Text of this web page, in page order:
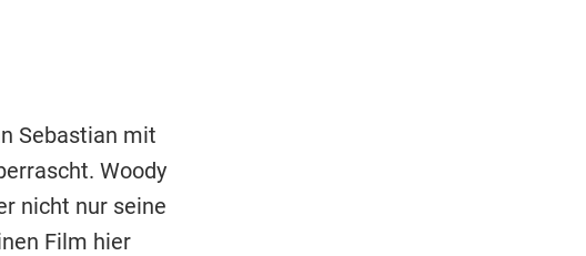
Sebastian mit
Woody
nicht nur seine
Film hier